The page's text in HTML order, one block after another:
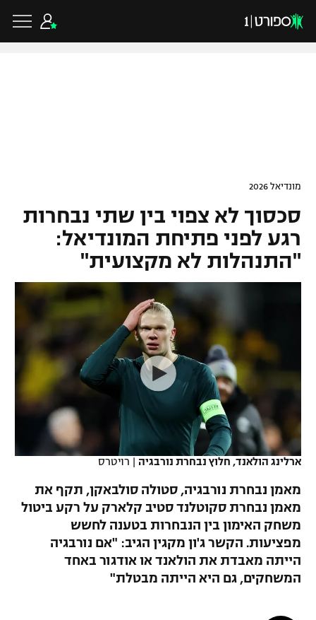
רץ ברשת
תוצאות
לוח שידורים
ברחבה
גביע הטוטו
ליגיונרים
נבחרת ישראל
מכבי חיפה
בית"ר ירושלים
מכבי תל אביב
הפועל תל אביב
הפועל חיפה
הפועל באר שבע
מכבי נתניה
ליגת האלופות
ליגה אירופית
ליגה אנגלית
ליגה ספרדית
ליגה איטלקית
ליגה צרפתית
ליגה הולנדית
ליגה טורקית
ליגה ברזילאית
ליגות נוספות
כדורסל ישראלי
ליגת ווינר סל
כדורסל נשים
מכבי תל אביב
הפועל חולון
הפועל ירושלים
דני אבדיה
כדורסל עולמי
יורוליג
כדוריד
כדורעף
שחייה
ג'ודו
אגרוף
ספורט אולימפי
מונדיאל 2026
סכסוך לא צפוי בין שתי נבחרות
רגע לפני פתיחת המונדיאל:
"התנהלות לא מקצועית"
ארלינג הולאנד, חלוץ נבחרת נורבגיה | רויטרס
מאמן נבחרת נורבגיה, סטולה סולבאקן, תקף את
מאמן נבחרת סקוטלנד סטיב קלארק על רקע ביטול
משחק האימון בין הנבחרות בטענה לחשש
מפציעות. הקשר ג'ון מקגין הגיב: "אם נורבגיה
הייתה מאבדת את הולאנד או אודגור באחד
המשחקים, גם היא הייתה מבטלת"